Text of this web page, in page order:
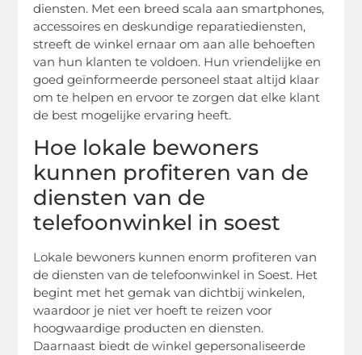
diensten. Met een breed scala aan smartphones,
accessoires en deskundige reparatiediensten,
streeft de winkel ernaar om aan alle behoeften
van hun klanten te voldoen. Hun vriendelijke en
goed geïnformeerde personeel staat altijd klaar
om te helpen en ervoor te zorgen dat elke klant
de best mogelijke ervaring heeft.
Hoe lokale bewoners
kunnen profiteren van de
diensten van de
telefoonwinkel in soest
Lokale bewoners kunnen enorm profiteren van
de diensten van de telefoonwinkel in Soest. Het
begint met het gemak van dichtbij winkelen,
waardoor je niet ver hoeft te reizen voor
hoogwaardige producten en diensten.
Daarnaast biedt de winkel gepersonaliseerde